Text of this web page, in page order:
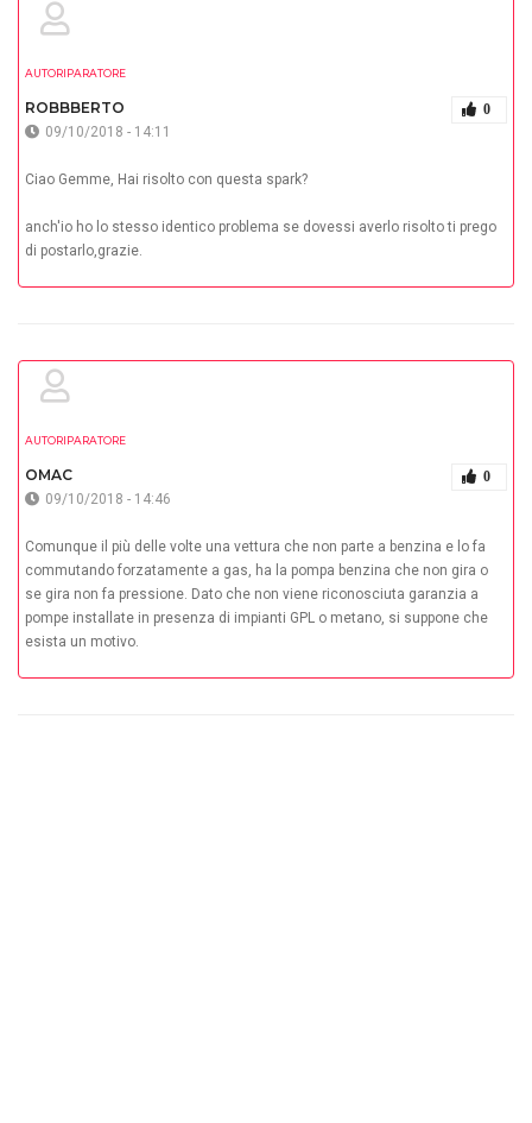
AUTORIPARATORE
ROBBBERTO 0
09/10/2018 - 14:11
Ciao Gemme, Hai risolto con questa spark?
anch'io ho lo stesso identico problema se dovessi averlo risolto ti prego
di postarlo,grazie.
AUTORIPARATORE
OMAC 0
09/10/2018 - 14:46
Comunque il più delle volte una vettura che non parte a benzina e lo fa
commutando forzatamente a gas, ha la pompa benzina che non gira o
se gira non fa pressione. Dato che non viene riconosciuta garanzia a
pompe installate in presenza di impianti GPL o metano, si suppone che
esista un motivo.